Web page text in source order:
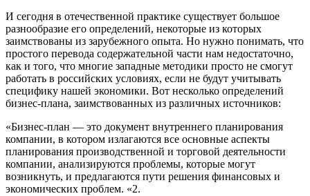
И сегодня в отечественной практике существует большое
разнообразие его определений, некоторые из которых
заимствованы из зарубежного опыта. Но нужно понимать, что
простого перевода содержательной части нам недостаточно,
как и того, что многие западные методики просто не смогут
работать в российских условиях, если не будут учитывать
специфику нашей экономики. Вот несколько определений
бизнес-плана, заимствованных из различных источников:
«Бизнес-план — это документ внутреннего планирования
компании, в котором излагаются все основные аспекты
планирования производственной и торговой деятельности
компании, анализируются проблемы, которые могут
возникнуть, и предлагаются пути решения финансовых и
экономических проблем. «2.